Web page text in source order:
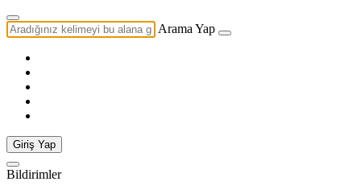
Arama Yap
Giriş Yap
Bildirimler